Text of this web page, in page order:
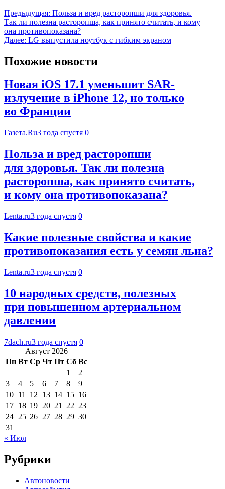
Предыдущая: Польза и вред расторопши для здоровья.
Так ли полезна расторопша, как принято считать, и кому
она противопоказана?
Далее: LG выпустила ноутбук с гибким экраном
Похожие новости
Новая iOS 17.1 уменьшит SAR-
излучение в iPhone 12, но только
во Франции
Газета.Ru3 года спустя 0
Польза и вред расторопши
для здоровья. Так ли полезна
расторопша, как принято считать,
и кому она противопоказана?
Lenta.ru3 года спустя 0
Какие полезные свойства и какие
противопоказания есть у семян льна?
Lenta.ru3 года спустя 0
10 народных средств, полезных
при повышенном артериальном
давлении
7dach.ru3 года спустя 0
Август 2026
Пн Вт Ср Чт Пт Сб Вс
1
2
3
4 5 6 7 8
9
10 11 12 13 14 15 16
17 18 19 20 21 22 23
24 25 26 27 28 29 30
31
« Июл
Рубрики
Автоновости